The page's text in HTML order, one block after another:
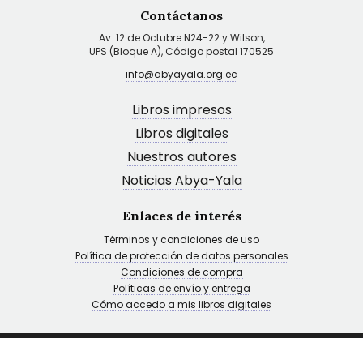
Contáctanos
Av. 12 de Octubre N24-22 y Wilson,
UPS (Bloque A), Código postal 170525
info@abyayala.org.ec
Libros impresos
Libros digitales
Nuestros autores
Noticias Abya-Yala
Enlaces de interés
Términos y condiciones de uso
Política de protección de datos personales
Condiciones de compra
Políticas de envío y entrega
Cómo accedo a mis libros digitales